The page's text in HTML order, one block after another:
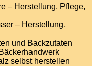
– Herstellung, Pflege,
– Herstellung,
und Backzutaten
selbst herstellen